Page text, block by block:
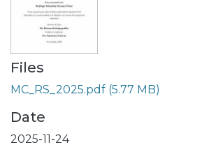
Files
MC_RS_2025.pdf (5.77 MB)
Date
2025-11-24